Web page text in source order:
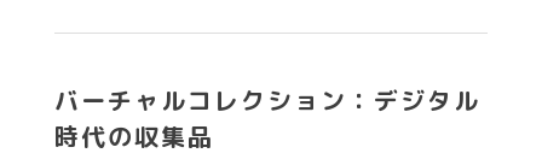
バーチャルコレクション：デジタル
時代の収集品